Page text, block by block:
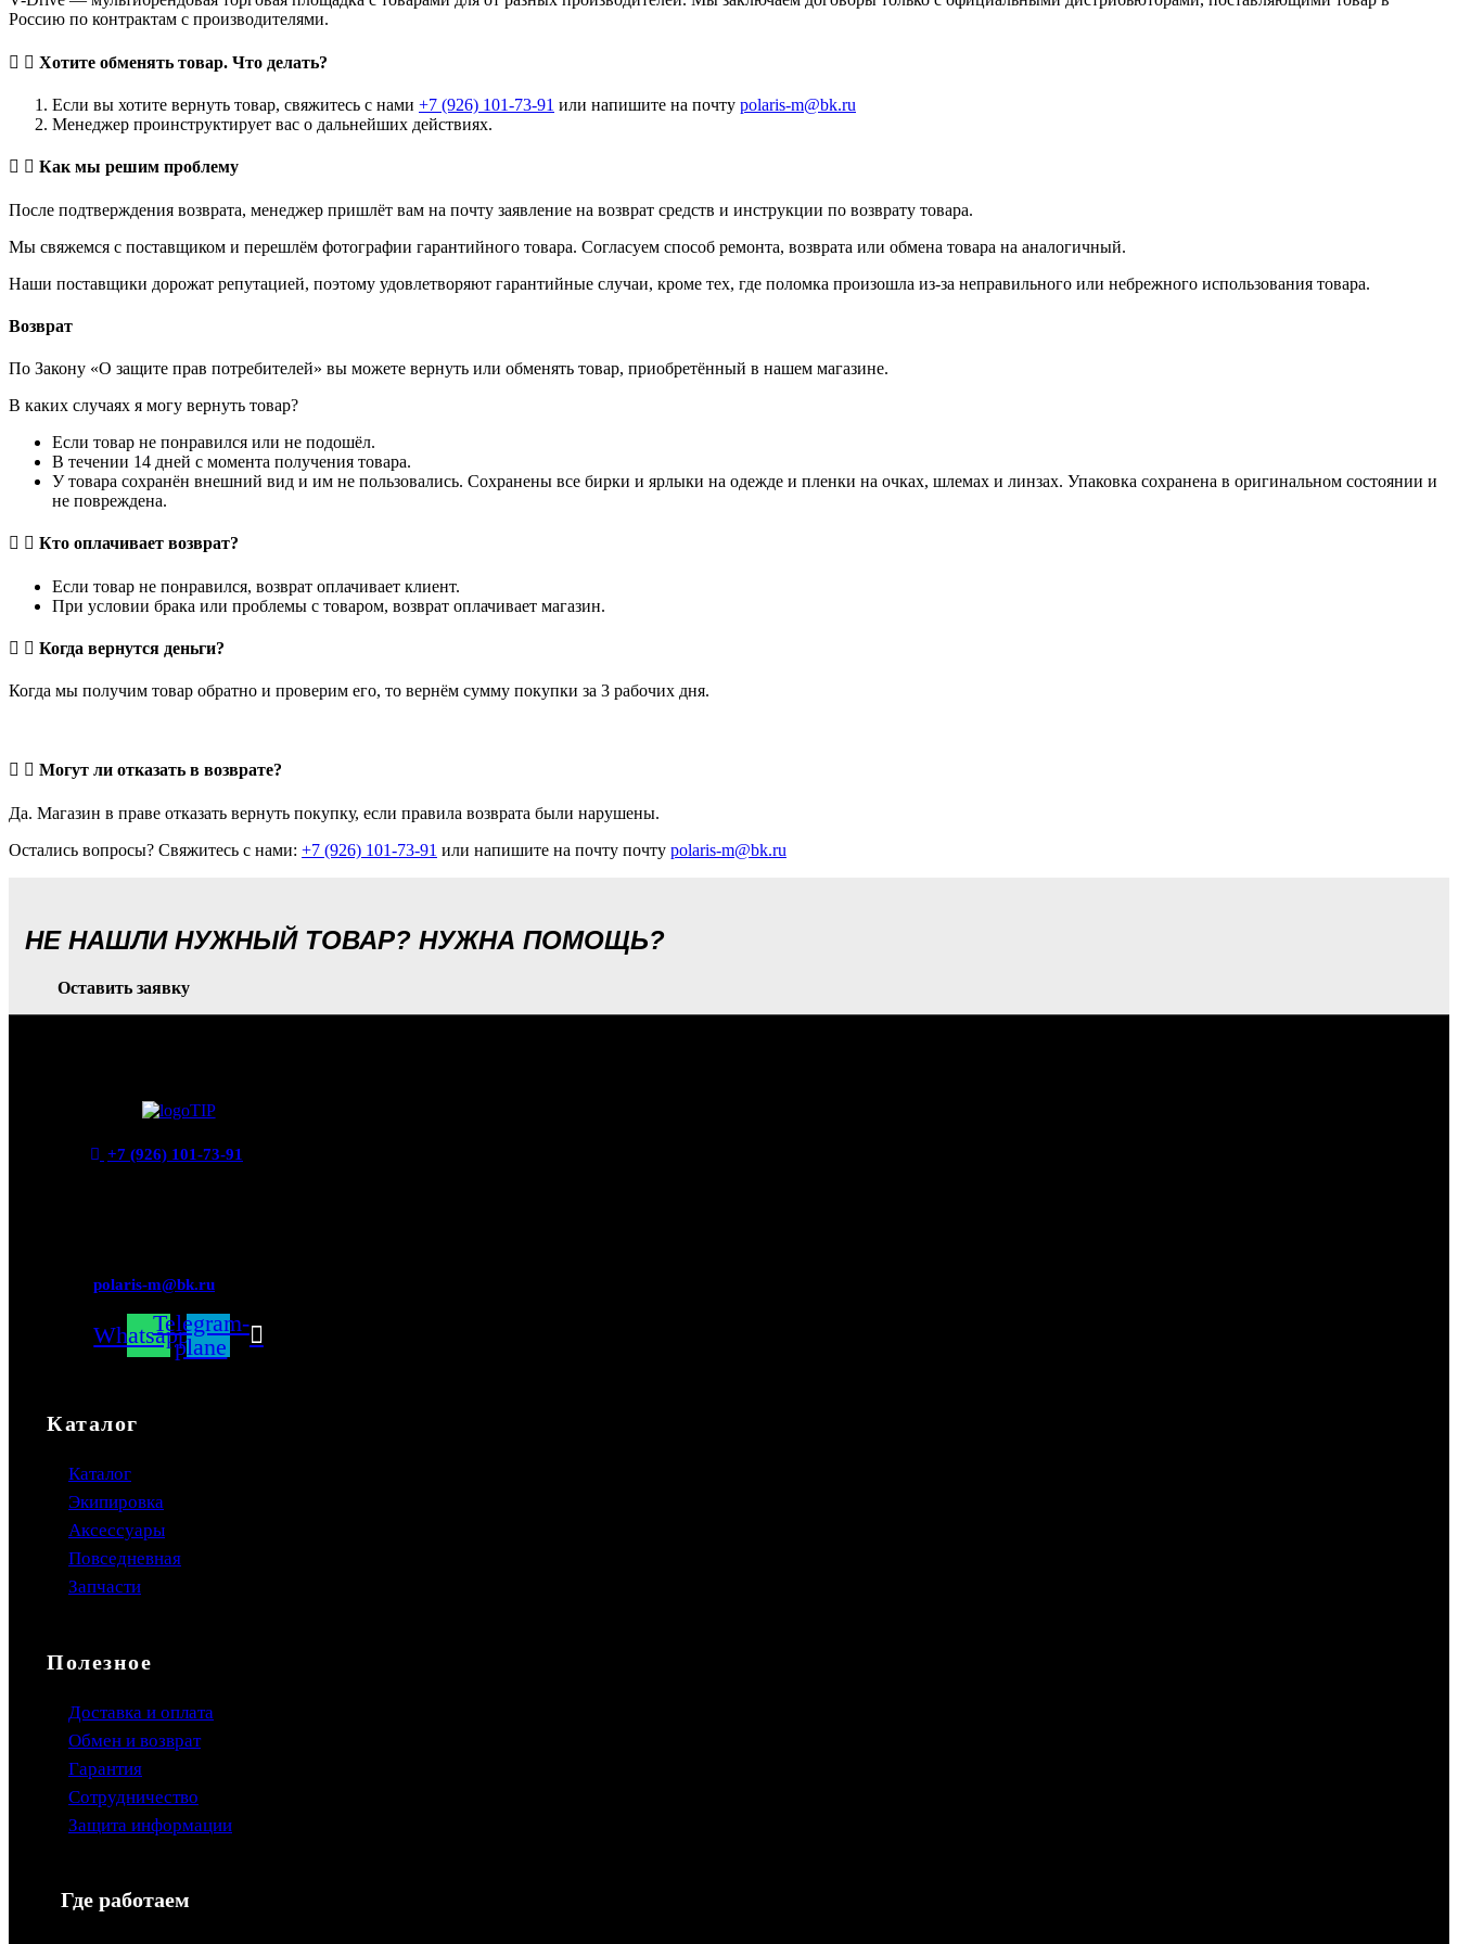
Россию по контрактам с производителями.
Хотите обменять товар. Что делать?
Если вы хотите вернуть товар, свяжитесь с нами +7 (926) 101-73-91 или напишите на почту polaris-m@bk.ru
Менеджер проинструктирует вас о дальнейших действиях.
Как мы решим проблему
После подтверждения возврата, менеджер пришлёт вам на почту заявление на возврат средств и инструкции по возврату товара.
Мы свяжемся с поставщиком и перешлём фотографии гарантийного товара. Согласуем способ ремонта, возврата или обмена товара на аналогичный.
Наши поставщики дорожат репутацией, поэтому удовлетворяют гарантийные случаи, кроме тех, где поломка произошла из-за неправильного или небрежного использования товара.
Возврат
По Закону «О защите прав потребителей» вы можете вернуть или обменять товар, приобретённый в нашем магазине.
В каких случаях я могу вернуть товар?
Если товар не понравился или не подошёл.
В течении 14 дней с момента получения товара.
У товара сохранён внешний вид и им не пользовались. Сохранены все бирки и ярлыки на одежде и пленки на очках, шлемах и линзах. Упаковка сохранена в оригинальном состоянии и
не повреждена.
Кто оплачивает возврат?
Если товар не понравился, возврат оплачивает клиент.
При условии брака или проблемы с товаром, возврат оплачивает магазин.
Когда вернутся деньги?
Когда мы получим товар обратно и проверим его, то вернём сумму покупки за 3 рабочих дня.
Могут ли отказать в возврате?
Да. Магазин в праве отказать вернуть покупку, если правила возврата были нарушены.
Остались вопросы? Свяжитесь с нами: +7 (926) 101-73-91 или напишите на почту почту polaris-m@bk.ru
НЕ НАШЛИ НУЖНЫЙ ТОВАР? НУЖНА ПОМОЩЬ?
Оставить заявку
+7 (926) 101-73-91
polaris-m@bk.ru
WhatsappTelegram-
plane
Каталог
Каталог
Экипировка
Аксессуары
Повседневная
Запчасти
Полезное
Доставка и оплата
Обмен и возврат
Гарантия
Сотрудничество
Защита информации
Где работаем